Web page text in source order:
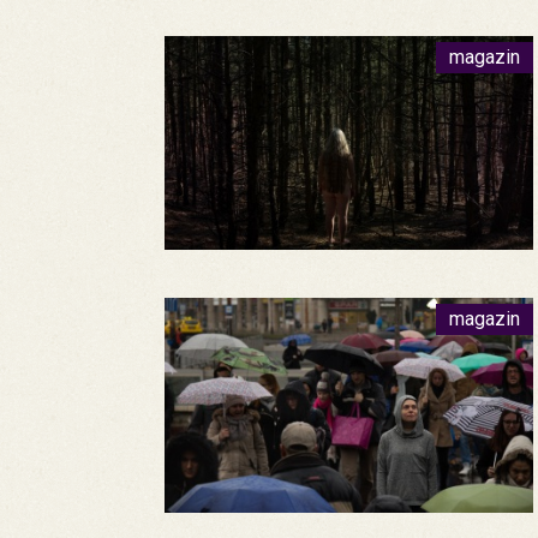
magazin
magazin